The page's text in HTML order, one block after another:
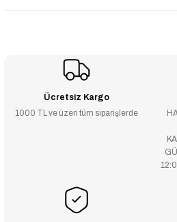
Ücretsiz Kargo
1000 TL ve üzeri tüm siparişlerde